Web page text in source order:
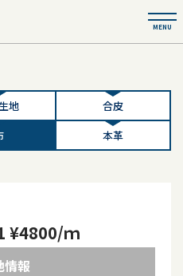
地
合皮
本革
¥4800/ｍ
情報